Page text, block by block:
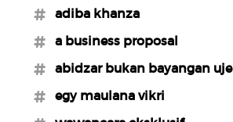
#adiba khanza
#a business proposal
#abidzar bukan bayangan uje
#egy maulana vikri